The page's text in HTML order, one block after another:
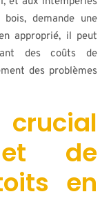
demande une
approprié, il peut
des coûts de
des problèmes
crucial
et de
en